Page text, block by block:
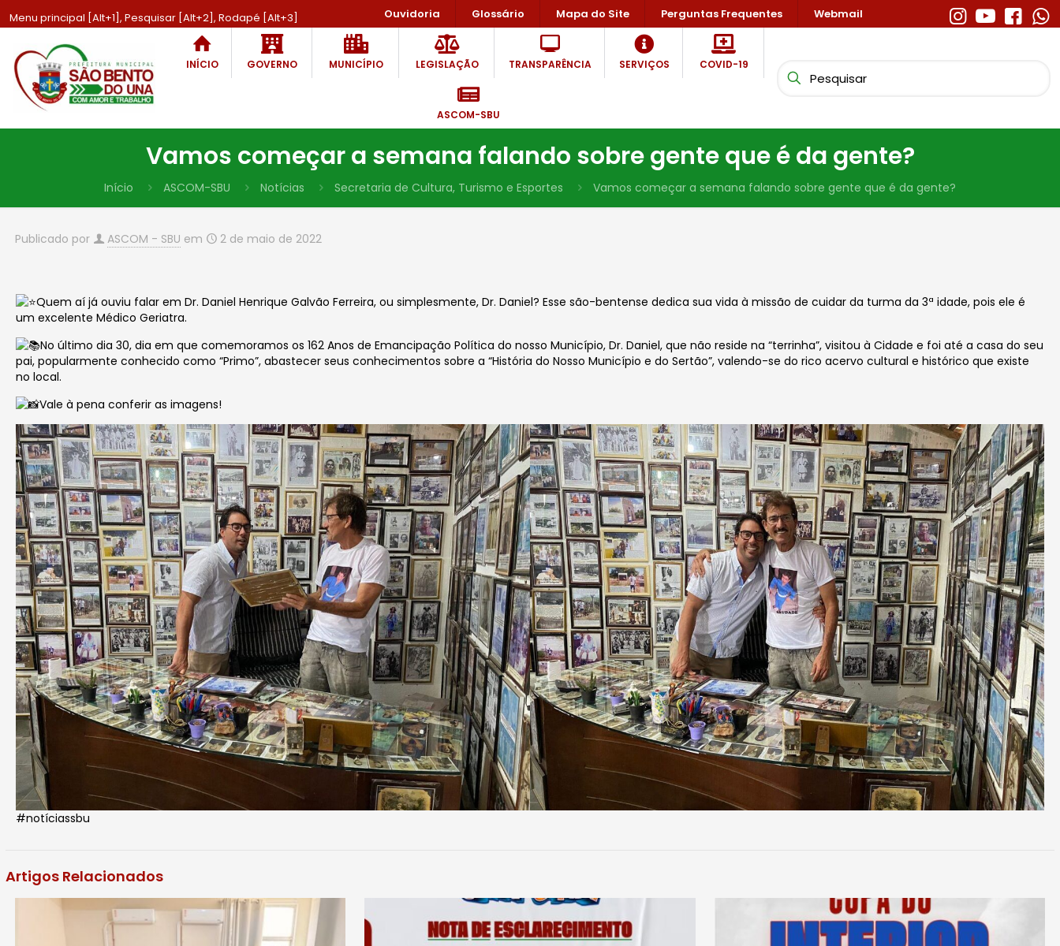
Menu principal [Alt+1], Pesquisar [Alt+2], Rodapé [Alt+3] Ouvidoria Glossário Mapa do Site Perguntas Frequentes Webmail
INÍCIO GOVERNO MUNICÍPIO LEGISLAÇÃO TRANSPARÊNCIA SERVIÇOS COVID-19
ASCOM-SBU
Vamos começar a semana falando sobre gente que é da gente?
Início ASCOM-SBU Notícias Secretaria de Cultura, Turismo e Esportes Vamos começar a semana falando sobre gente que é da gente?
Publicado por ASCOM - SBU em 2 de maio de 2022
Quem aí já ouviu falar em Dr. Daniel Henrique Galvão Ferreira, ou simplesmente, Dr. Daniel? Esse são-bentense dedica sua vida à missão de cuidar da turma da 3ª idade, pois ele é
um excelente Médico Geriatra.
No último dia 30, dia em que comemoramos os 162 Anos de Emancipação Política do nosso Município, Dr. Daniel, que não reside na “terrinha”, visitou à Cidade e foi até a casa do seu
pai, popularmente conhecido como “Primo”, abastecer seus conhecimentos sobre a “História do Nosso Município e do Sertão”, valendo-se do rico acervo cultural e histórico que existe
no local.
Vale à pena conferir as imagens!
#notíciassbu
Artigos Relacionados